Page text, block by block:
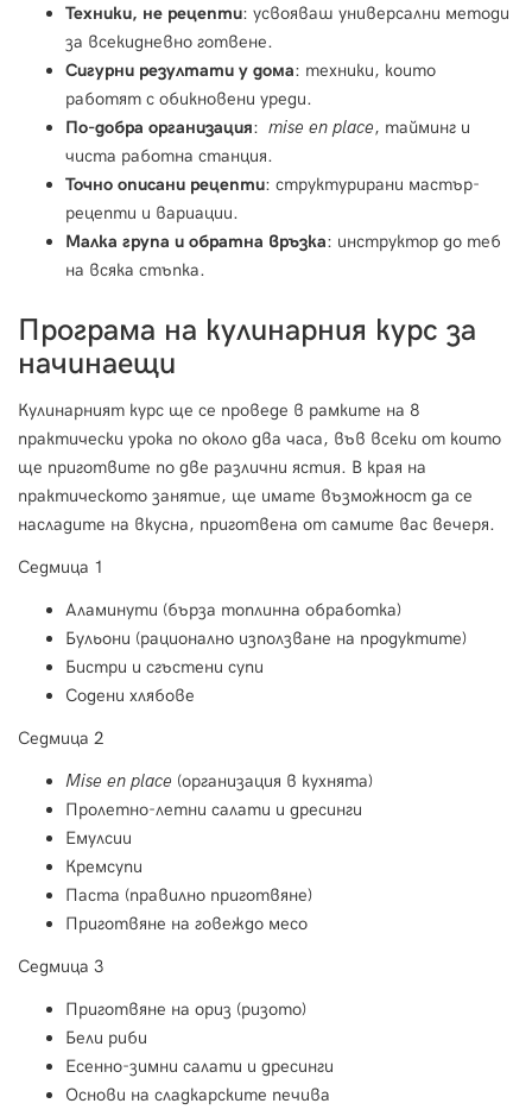
Техники, не рецепти: усвояваш универсални методи
за всекидневно готвене.
Сигурни резултати у дома: техники, които
работят с обикновени уреди.
По-добра организация: mise en place, тайминг и
чиста работна станция.
Точно описани рецепти: структурирани мастър-
рецепти и вариации.
Малка група и обратна връзка: инструктор до теб
на всяка стъпка.
Програма на кулинарния курс за
начинаещи
Кулинарният курс ще се проведе в рамките на 8
практически урока по около два часа, във всеки от които
ще приготвите по две различни ястия. В края на
практическото занятие, ще имате възможност да се
насладите на вкусна, приготвена от самите вас вечеря.
Седмица 1
Аламинути (бърза топлинна обработка)
Бульони (рационално използване на продуктите)
Бистри и сгъстени супи
Содени хлябове
Седмица 2
Mise en place (организация в кухнята)
Пролетно-летни салати и дресинги
Емулсии
Кремсупи
Паста (правилно приготвяне)
Приготвяне на говеждо месо
Седмица 3
Приготвяне на ориз (ризото)
Бели риби
Есенно-зимни салати и дресинги
Основи на сладкарските печива